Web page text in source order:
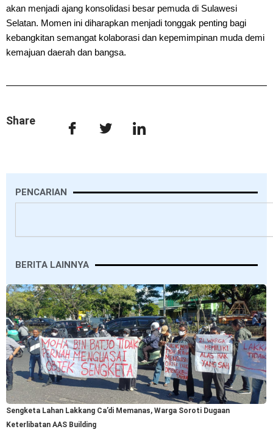
akan menjadi ajang konsolidasi besar pemuda di Sulawesi
Selatan. Momen ini diharapkan menjadi tonggak penting bagi
kebangkitan semangat kolaborasi dan kepemimpinan muda demi
kemajuan daerah dan bangsa.
Share
PENCARIAN
BERITA LAINNYA
Sengketa Lahan Lakkang Ca’di Memanas, Warga Soroti Dugaan
Keterlibatan AAS Building